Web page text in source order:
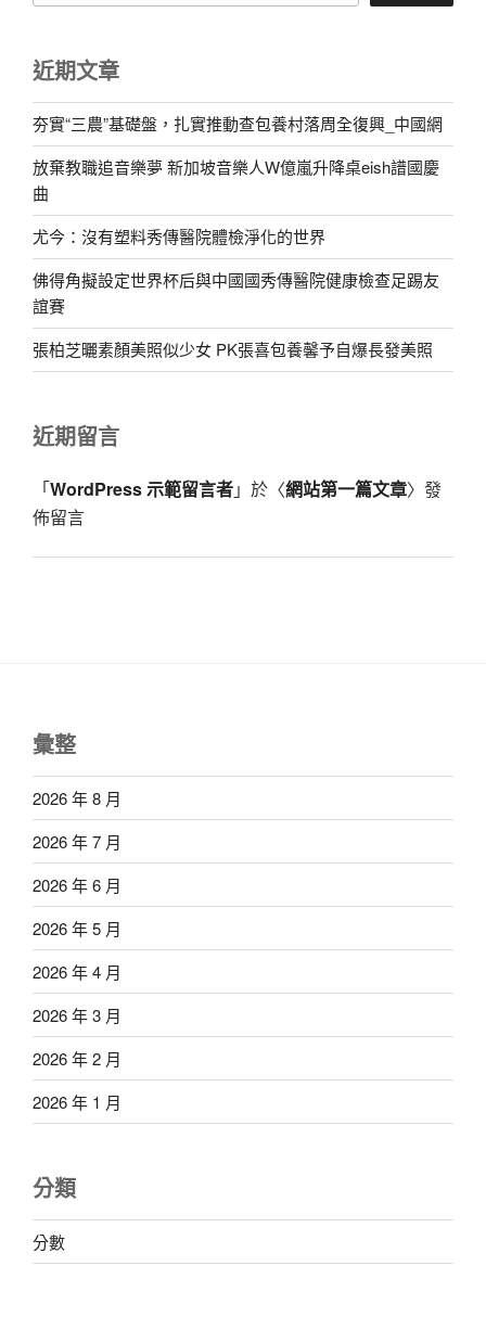
近期文章
夯實“三農”基礎盤，扎實推動查包養村落周全復興_中國網
放棄教職追音樂夢 新加坡音樂人W億嵐升降桌eish譜國慶
曲
尤今：沒有塑料秀傳醫院體檢淨化的世界
佛得角擬設定世界杯后與中國國秀傳醫院健康檢查足踢友
誼賽
張柏芝曬素顏美照似少女 PK張喜包養馨予自爆長發美照
近期留言
「WordPress 示範留言者」於〈網站第一篇文章〉發
佈留言
彙整
2026 年 8 月
2026 年 7 月
2026 年 6 月
2026 年 5 月
2026 年 4 月
2026 年 3 月
2026 年 2 月
2026 年 1 月
分類
分數